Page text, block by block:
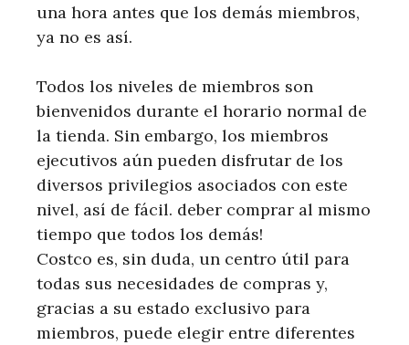
una hora antes que los demás miembros,
ya no es así.
Todos los niveles de miembros son
bienvenidos durante el horario normal de
la tienda. Sin embargo, los miembros
ejecutivos aún pueden disfrutar de los
diversos privilegios asociados con este
nivel, así de fácil. deber comprar al mismo
tiempo que todos los demás!
Costco es, sin duda, un centro útil para
todas sus necesidades de compras y,
gracias a su estado exclusivo para
miembros, puede elegir entre diferentes